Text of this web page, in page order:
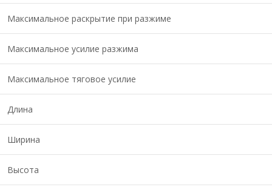
Максимальное раскрытие при разжиме
Максимальное усилие разжима
Максимальное тяговое усилие
Длина
Ширина
Высота